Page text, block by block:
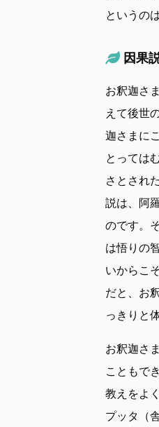
というの
因果
お釈迦さ
えて後世
迦さまに
とっては
さとされ
説は、阿
のです。
は悟りの
いからこ
だと、お
っきりと
お釈迦さ
こともで
教えをよ
プッタ（